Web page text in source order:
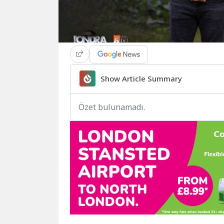
Show Article Summary
Özet bulunamadı.